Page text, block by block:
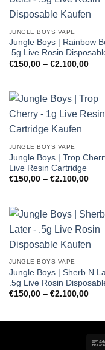
JUNGLE BOYS VAPE
Jungle Boys | Rainbow
.5g Live Rosin
€150,00 – €2.100,00
JUNGLE BOYS VAPE
Jungle Boys | Trop
Live Resin Cartridge
€150,00 – €2.100,00
JUNGLE BOYS VAPE
Jungle Boys | Sherb N
.5g Live Rosin
€150,00 – €2.100,00